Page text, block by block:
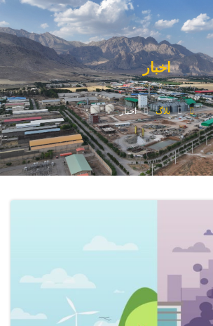
اخبار
بلاگ اخبار